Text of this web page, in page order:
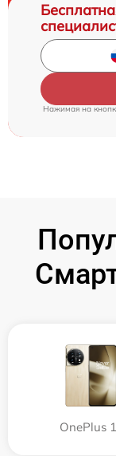
Нажимая на
OnePlus